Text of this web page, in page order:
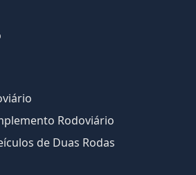
Rodoviário
de Duas Rodas